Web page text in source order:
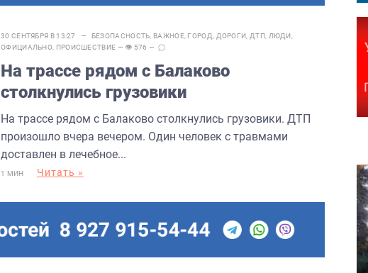
30 СЕНТЯБРЯ В 13:27 — БЕЗОПАСНОСТЬ ВАЖНОЕ, ГОРОД ДОРОГИ ДТП, ЛЮДИ
ОФИЦИАЛЬНО ПРОИСШЕСТВИЕ — 👁 576 —
На трассе рядом с Балаково
столкнулись грузовики
На трассе рядом с Балаково столкнулись грузовики. ДТП
произошло вчера вечером. Один человек с травмами
доставлен в лечебное...
1 МИН Читать »